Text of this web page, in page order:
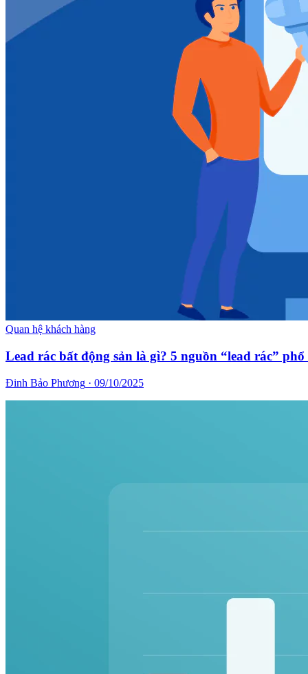
Quan hệ khách hàng
Lead rác bất động sản là gì? 5 nguồn “lead rác”
Đinh Bảo Phương · 09/10/2025